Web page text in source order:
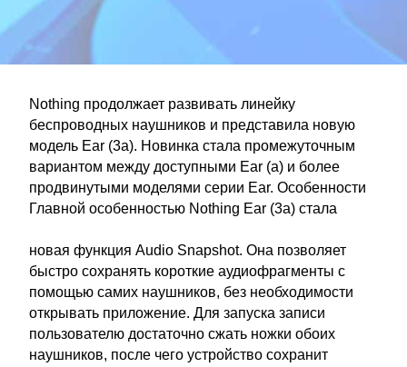
Nothing продолжает развивать линейку
беспроводных наушников и представила новую
модель Ear (3a). Новинка стала промежуточным
вариантом между доступными Ear (a) и более
продвинутыми моделями серии Ear. Особенности
Главной особенностью Nothing Ear (3a) стала
новая функция Audio Snapshot. Она позволяет
быстро сохранять короткие аудиофрагменты с
помощью самих наушников, без необходимости
открывать приложение. Для запуска записи
пользователю достаточно сжать ножки обоих
наушников, после чего устройство сохранит
Правила »
Контакт»